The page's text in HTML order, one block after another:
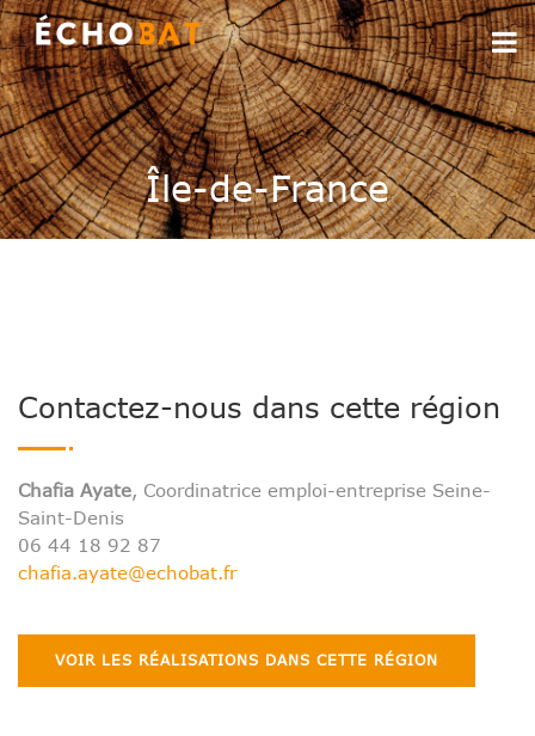
Île-de-France
Contactez-nous dans cette région
Chafia Ayate, Coordinatrice emploi-entreprise Seine-
Saint-Denis
06 44 18 92 87
chafia.ayate@echobat.fr
VOIR LES RÉALISATIONS DANS CETTE RÉGION